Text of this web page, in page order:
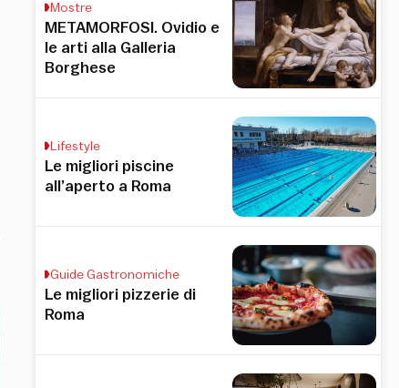
Mostre
METAMORFOSI. Ovidio e
le arti alla Galleria
Borghese
Lifestyle
Le migliori piscine
all’aperto a Roma
Guide Gastronomiche
Le migliori pizzerie di
Roma